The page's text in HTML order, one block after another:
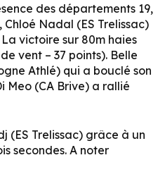
des départements 19,
Chloé Nadal (ES Trelissac)
La victoire sur 80m haies
vent – 37 points). Belle
Athlé) qui a bouclé son
Meo (CA Brive) a rallié
(ES Trelissac) grâce à un
secondes. A noter